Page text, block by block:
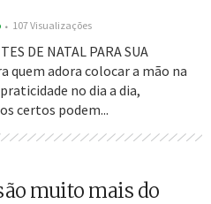
107 Visualizações
DE NATAL PARA SUA
quem adora colocar a mão na
no dia a dia,
certos podem...
muito mais do